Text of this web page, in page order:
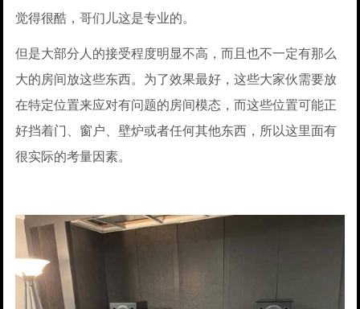
觉得很酷，哥们儿这是专业的。
但是大部分人的接受程度明显不高，而且也不一定有那么
大的房间放这些东西。为了效果最好，这些大家伙需要放
在特定位置来应对有问题的房间模态，而这些位置可能正
好挡着门、窗户、壁炉或者任何其他东西，所以这里面有
很实际的考量因素。